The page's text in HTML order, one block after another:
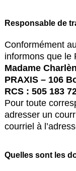
Responsable de
Conformément
informons que le
Madame
PRAXIS – 106
RCS : 505 183
Pour toute
adresser un
courriel à
Quelles sont les